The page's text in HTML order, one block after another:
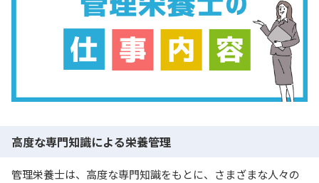
高度な専門知識による栄養管理
管理栄養士は、高度な専門知識をもとに、さまざまな人々の